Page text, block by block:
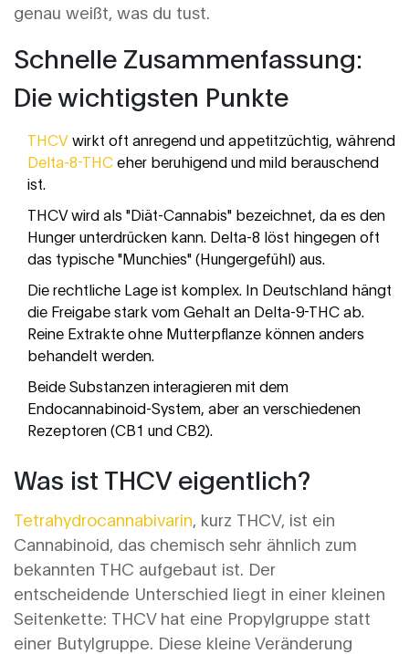
genau weißt, was du tust.
Schnelle Zusammenfassung:
Die wichtigsten Punkte
THCVwirkt oft anregend und appetitzüchtig, während
Delta-8-THCeher beruhigend und mild berauschend
ist.
THCV wird als "Diät-Cannabis" bezeichnet, da es den
Hunger unterdrücken kann. Delta-8 löst hingegen oft
das typische "Munchies" (Hungergefühl) aus.
Die rechtliche Lage ist komplex. In Deutschland hängt
die Freigabe stark vom Gehalt an Delta-9-THC ab.
Reine Extrakte ohne Mutterpflanze können anders
behandelt werden.
Beide Substanzen interagieren mit dem
Endocannabinoid-System, aber an verschiedenen
Rezeptoren (CB1 und CB2).
Was ist THCV eigentlich?
Tetrahydrocannabivarin, kurz THCV, ist ein
Cannabinoid, das chemisch sehr ähnlich zum
bekannten THC aufgebaut ist. Der
entscheidende Unterschied liegt in einer kleinen
Seitenkette: THCV hat eine Propylgruppe statt
einer Butylgruppe. Diese kleine Veränderung